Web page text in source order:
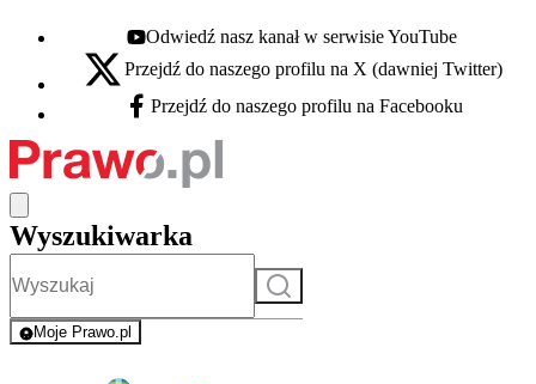
Youtube - otwiera się w nowej karcie
Odwiedź nasz kanał w serwisie YouTube
X - otwiera się w nowej karcie
Przejdź do naszego profilu na X (dawniej Twitter)
Facebook - otwiera się w nowej karcie
Przejdź do naszego profilu na Facebooku
Wyszukiwarka
Szukaj
Moje Prawo.pl
- rejestracja i logowanie do serwisu